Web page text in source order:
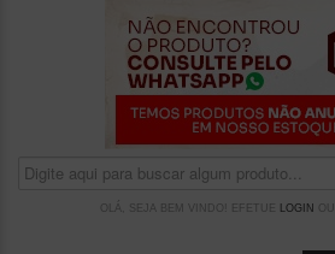
OLÁ, SEJA BEM VINDO! EFETUE LOGIN